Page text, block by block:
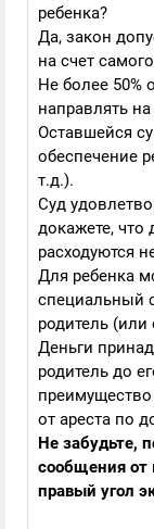
ребенка?
Да, закон
на счет
Не более
направлять
Оставшейся
обеспечение
т.д.).
Суд
докажете,
расходуются
Для ребенка
специальный
родитель
Деньги
родитель до
от ареста по
Не забудьте,
сообщения от
правый угол